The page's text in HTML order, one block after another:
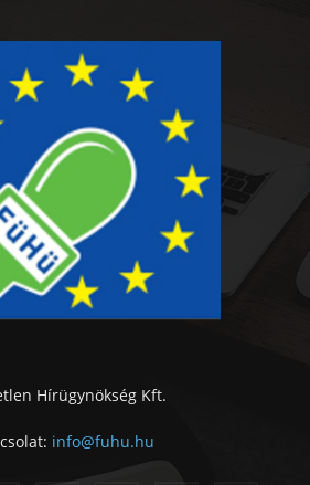
Hírügynökség Kft.
info@fuhu.hu